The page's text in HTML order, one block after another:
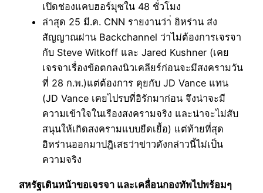
เปิดช่องแคบฮอร์มุซใน 48 ชั่วโมง
ล่าสุด 25 มี.ค. CNN รายงานว่า่ อิหร่าน ส่ง
สัญญาณผ่าน Backchannel ว่าไม่ต้องการเจรจา
กับ Steve Witkoff และ Jared Kushner (เคย
เจรจาเรื่องข้อตกลงนิวเคลียร์ก่อนจะมีสงครามวัน
ที่ 28 ก.พ.)แต่ต้องการ คุยกับ JD Vance แทน
(JD Vance เคยไปรบที่อิรักมาก่อน จึงน่าจะมี
ความเข้าใจในเรืองสงครามจริง และน่าจะไม่สับ
สนุนให้เกิดสงครามแบบยืดเยื้อ) แต่ท้ายที่สุด
อิหร่านออกมาปฎิเสธว่าข่าวดังกล่าวนี้ไม่เป็น
ความจริง
สหรัฐเดินหน้าขอเจรจา และเคลื่อนกองทัพไปพร้อมๆ